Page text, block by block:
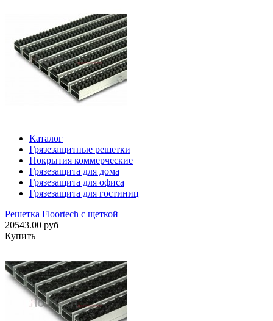
Каталог
Грязезащитные решетки
Покрытия коммерческие
Грязезащита для дома
Грязезащита для офиса
Грязезащита для гостиниц
Решетка Floortech с щеткой
20543.00 руб
Купить